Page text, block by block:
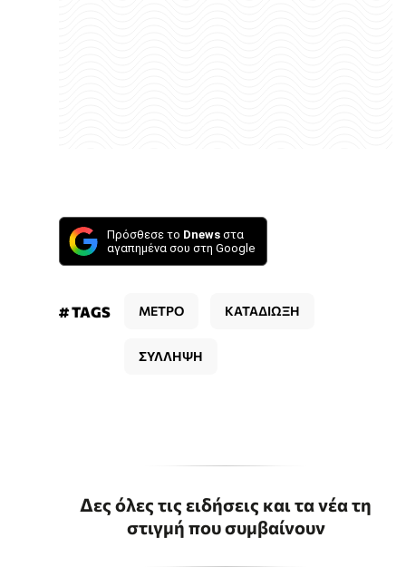
Πρόσθεσε το Dnews στα
αγαπημένα σου στη Google
# TAGS ΜΕΤΡΟ ΚΑΤΑΔΙΩΞΗ
ΣΥΛΛΗΨΗ
Δες όλες τις ειδήσεις και τα νέα τη
στιγμή που συμβαίνουν